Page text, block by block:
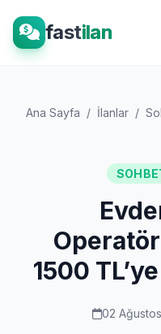
fastilan
Ana Sayfa / İlanlar /
1500
02